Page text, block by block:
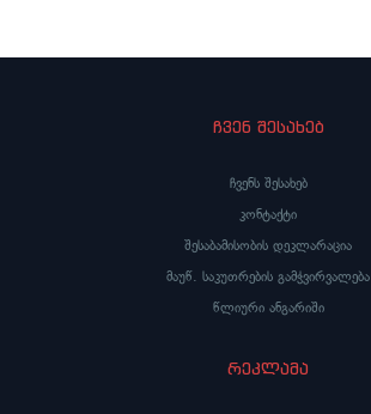
ჩვენ შესახებ
ჩვენს შესახებ
კონტაქტი
შესაბამისობის დეკლარაცია
მაუწ. საკუთრების გამჭვირვალება
წლიური ანგარიში
რეკლამა